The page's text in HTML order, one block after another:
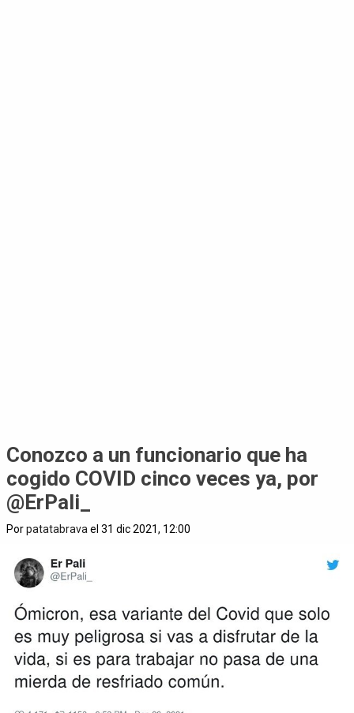
Conozco a un funcionario que ha
cogido COVID cinco veces ya, por
@ErPali_
Porpatatabrava el 31 dic 2021, 12:00